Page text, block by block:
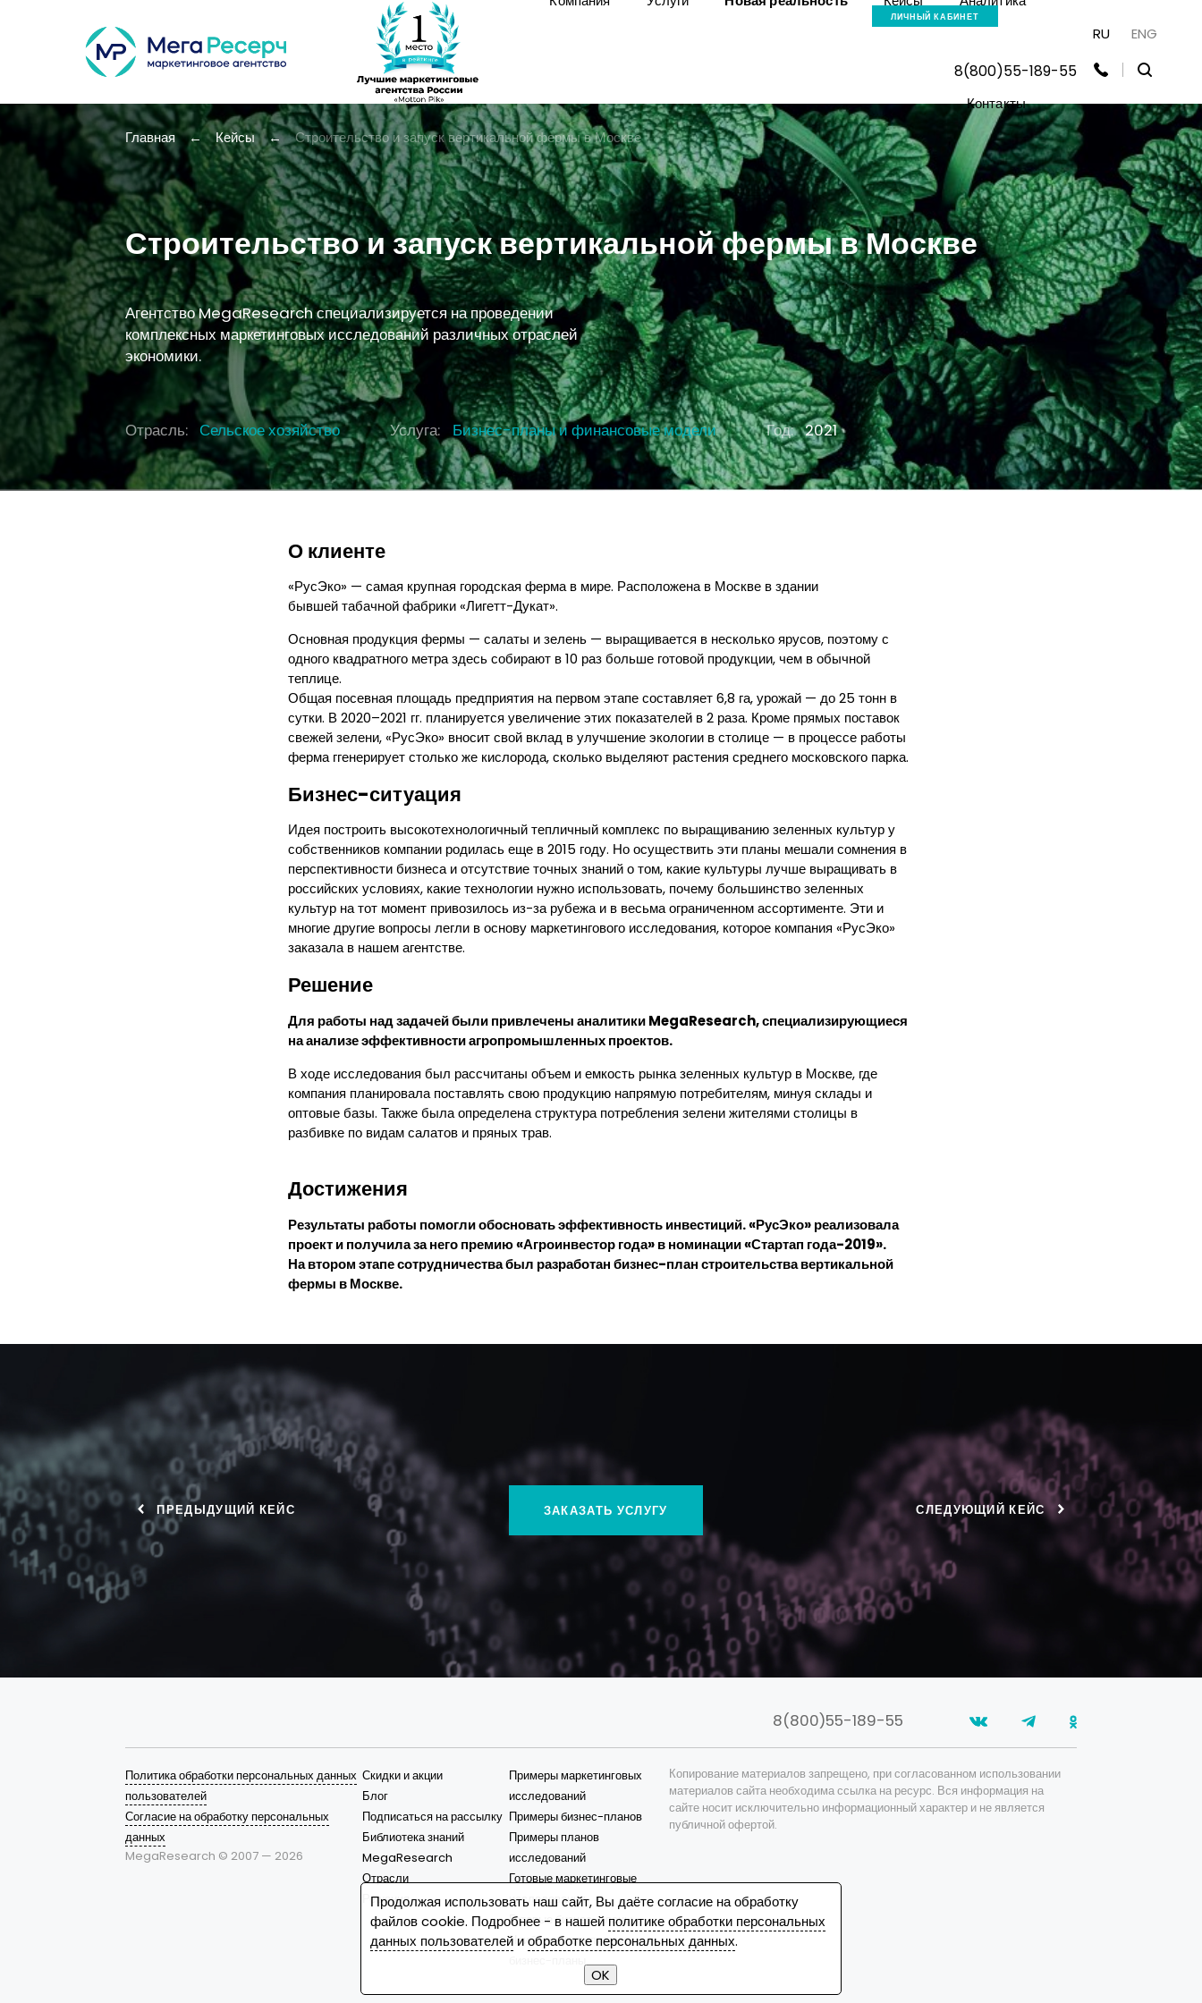
ЛИЧНЫЙ КАБИНЕТ
Контакты
RU ENG
8(800)55-189-55
Главная ← Кейсы ← Строительство и запуск вертикальной фермы в Москве
Строительство и запуск вертикальной фермы в Москве
Агентство MegaResearch специализируется на проведении
комплексных маркетинговых исследований различных отраслей
экономики.
Отрасль: Сельское хозяйство Услуга: Бизнес-планы и финансовые модели Год: 2021
О клиенте
«РусЭко» — самая крупная городская ферма в мире. Расположена в Москве в здании
бывшей табачной фабрики «Лигетт-Дукат».
Основная продукция фермы — салаты и зелень — выращивается в несколько ярусов, поэтому с
одного квадратного метра здесь собирают в 10 раз больше готовой продукции, чем в обычной
теплице.
Общая посевная площадь предприятия на первом этапе составляет 6,8 га, урожай — до 25 тонн в
сутки. В 2020–2021 гг. планируется увеличение этих показателей в 2 раза. Кроме прямых поставок
свежей зелени, «РусЭко» вносит свой вклад в улучшение экологии в столице — в процессе работы
ферма ггенерирует столько же кислорода, сколько выделяют растения среднего московского парка.
Бизнес-ситуация
Идея построить высокотехнологичный тепличный комплекс по выращиванию зеленных культур у
собственников компании родилась еще в 2015 году. Но осуществить эти планы мешали сомнения в
перспективности бизнеса и отсутствие точных знаний о том, какие культуры лучше выращивать в
российских условиях, какие технологии нужно использовать, почему большинство зеленных
культур на тот момент привозилось из-за рубежа и в весьма ограниченном ассортименте. Эти и
многие другие вопросы легли в основу маркетингового исследования, которое компания «РусЭко»
заказала в нашем агентстве.
Решение
Для работы над задачей были привлечены аналитики MegaResearch, специализирующиеся
на анализе эффективности агропромышленных проектов.
В ходе исследования был рассчитаны объем и емкость рынка зеленных культур в Москве, где
компания планировала поставлять свою продукцию напрямую потребителям, минуя склады и
оптовые базы. Также была определена структура потребления зелени жителями столицы в
разбивке по видам салатов и пряных трав.
Достижения
Результаты работы помогли обосновать эффективность инвестиций. «РусЭко» реализовала
проект и получила за него премию «Агроинвестор года» в номинации «Стартап года-2019».
На втором этапе сотрудничества был разработан бизнес-план строительства вертикальной
фермы в Москве.
ПРЕДЫДУЩИЙ КЕЙС ЗАКАЗАТЬ УСЛУГУ СЛЕДУЮЩИЙ КЕЙС
8(800)55-189-55
Политика обработки персональных данных
пользователей
Согласие на обработку персональных
данных
MegaResearch © 2007 — 2026
Скидки и акции
Блог
Подписаться на рассылку
Библиотека знаний
MegaResearch
Отрасли
Решения
Примеры маркетинговых
исследований
Примеры бизнес-планов
Примеры планов
исследований
Готовые маркетинговые
исследования
Готовые бизнес-планы
Наиболее популярные
Копирование материалов запрещено, при согласованном использовании
материалов сайта необходима ссылка на ресурс. Вся информация на
сайте носит исключительно информационный характер и не является
публичной офертой.
Продолжая использовать наш сайт, Вы даёте согласие на обработку
файлов cookie. Подробнее - в нашей политике обработки персональных
данных пользователей иобработке персональных данных.